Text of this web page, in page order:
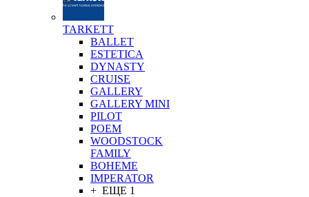
TARKETT
BALLET
ESTETICA
DYNASTY
CRUISE
GALLERY
GALLERY MINI
PILOT
POEM
WOODSTOCK
FAMILY
BOHEME
IMPERATOR
+ ЕЩЕ 1